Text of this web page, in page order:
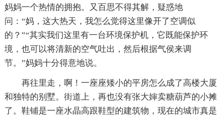
妈妈一个热情的拥抱。又百思不得其解，疑惑地
问：“妈，这大热天，我怎么觉得这里像开了空调似
的？”“其实我们这里有一台环境保护机，它既能保护环
境，也可以将清新的空气吐出，然后根据气侯来调
节。”妈妈十分得意地说。
再往里走，啊！一座座矮小的平房怎么成了高楼大厦
和独特的别墅。街道上，再也没有张大婶卖糖葫芦的小摊
了。鞋铺是一座水晶高跟鞋型的建筑物，现在的城市真是